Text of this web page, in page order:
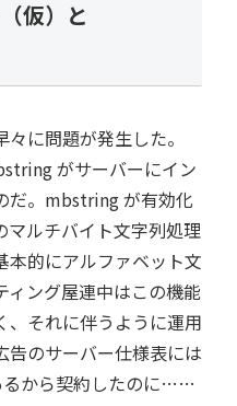
仮）と
に問題が発生した。
がサーバーにイン
だ。mbstring が有効化
マルチバイト文字列処理
本的にアルファベット文
ィング屋連中はこの機能
、それに伴うように運用
告のサーバー仕様表には
るから契約したのに……